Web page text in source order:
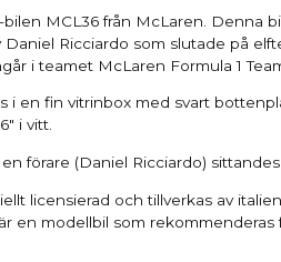
bilen MCL36 från McLaren. Denna
Daniel Ricciardo som slutade på
i teamet McLaren Formula 1
i en fin vitrinbox med svart
i vitt.
förare (Daniel Ricciardo)
licensierad och tillverkas av
en modellbil som rekommenderas